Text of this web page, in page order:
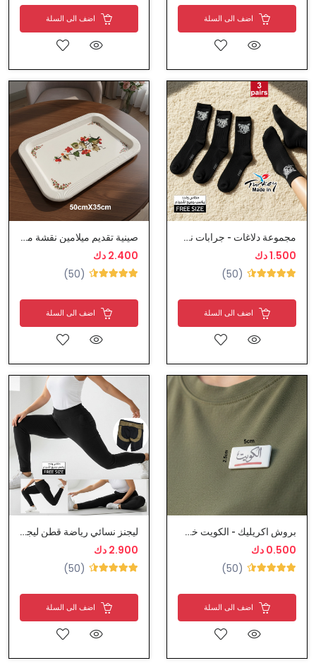
اضف الى السلة اضف الى السلة
مجموعة دلاغات - جرابات نسائي صيفي قطن معطرة
1.500 دك
(50)
اضف الى السلة
صينية تقديم ميلامين نقشة مميزة
2.400 دك
(50)
اضف الى السلة
بروش اكريليك - الكويت خط احمر
0.500 دك
(50)
اضف الى السلة
ليجنز نسائي رياضة قطن ليجرا
2.900 دك
(50)
اضف الى السلة